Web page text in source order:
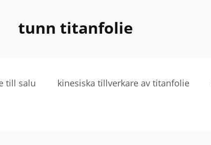
tunn titanfolie
till salu kinesiska tillverkare av titanfolie